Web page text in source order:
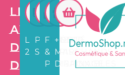
Les
avantages
de
Dermo
LIVRAISON
24/72H
PAIEMENT
SÉCURISÉ
FIDÉLITÉ
&
PARRAINAGE
+3.500
MARCHANDS
DISPONIBLES